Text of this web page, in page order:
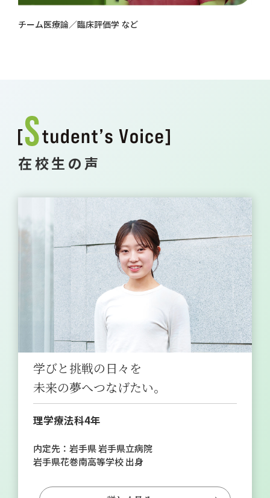
チーム医療論／臨床評価学 など
在校生の声
学びと挑戦の日々を
未来の夢へつなげたい。
理学療法科4年
内定先：岩手県 岩手県立病院
岩手県花巻南高等学校 出身